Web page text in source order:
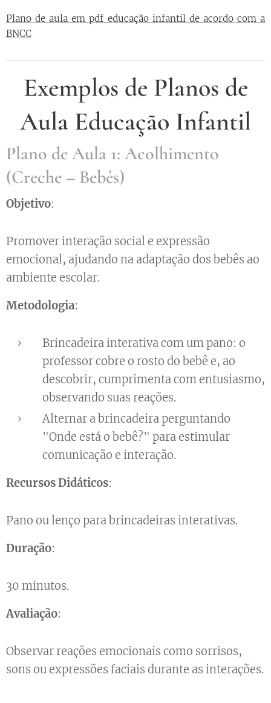
Plano de aula em pdf educação infantil de acordo com a
BNCC
Exemplos de Planos de
Aula Educação Infantil
Plano de Aula 1: Acolhimento
(Creche – Bebês)
Objetivo:
Promover interação social e expressão
emocional, ajudando na adaptação dos bebês ao
ambiente escolar.
Metodologia:
Brincadeira interativa com um pano: o
professor cobre o rosto do bebê e, ao
descobrir, cumprimenta com entusiasmo,
observando suas reações.
Alternar a brincadeira perguntando
"Onde está o bebê?" para estimular
comunicação e interação.
Recursos Didáticos:
Pano ou lenço para brincadeiras interativas.
Duração:
30 minutos.
Avaliação:
Observar reações emocionais como sorrisos,
sons ou expressões faciais durante as interações.